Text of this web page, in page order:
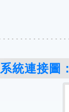
系統連接圖：